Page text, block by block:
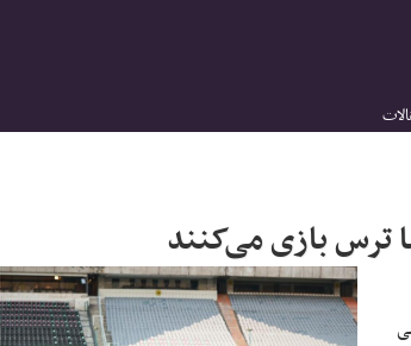
ترس بازی می‌کنند